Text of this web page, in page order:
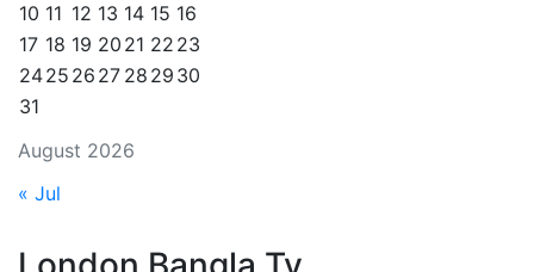
August 2026
10 11 12 13 14 15 16
17 18 19 20 21 22 23
2425 26 27 28 29 30
31
« Jul